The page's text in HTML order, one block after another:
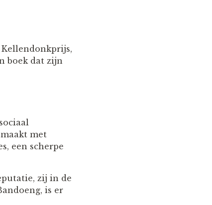
boek dat zijn
met
een scherpe
zij in de
is er